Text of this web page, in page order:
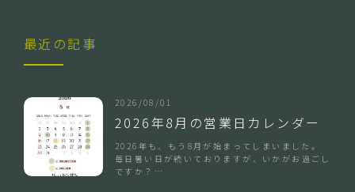
最近の記事
2026/08/01
2026年8月の営業日カレンダー
2026年も、もう8月が始まってしまいました。
毎日暑い日が続いておりますが、いかがお過ごし
ですか？…